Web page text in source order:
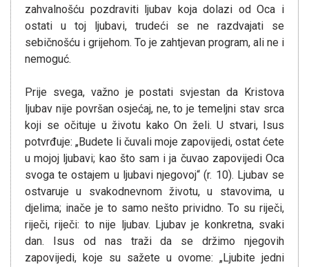
zahvalnošću pozdraviti ljubav koja dolazi od Oca i
ostati u toj ljubavi, trudeći se ne razdvajati se
sebičnošću i grijehom. To je zahtjevan program, ali ne i
nemoguć.
Prije svega, važno je postati svjestan da Kristova
ljubav nije površan osjećaj, ne, to je temeljni stav srca
koji se očituje u životu kako On želi. U stvari, Isus
potvrđuje: „Budete li čuvali moje zapovijedi, ostat ćete
u mojoj ljubavi; kao što sam i ja čuvao zapovijedi Oca
svoga te ostajem u ljubavi njegovoj“ (r. 10). Ljubav se
ostvaruje u svakodnevnom životu, u stavovima, u
djelima; inače je to samo nešto prividno. To su riječi,
riječi, riječi: to nije ljubav. Ljubav je konkretna, svaki
dan. Isus od nas traži da se držimo njegovih
zapovijedi, koje su sažete u ovome: „Ljubite jedni